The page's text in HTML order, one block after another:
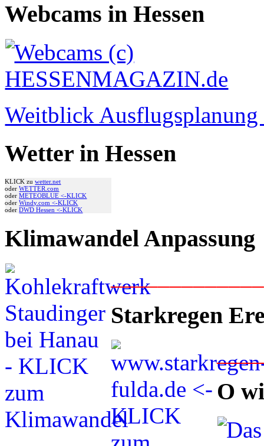
Webcams in Hessen
Weitblick
Wetter in Hessen
KLICK zuwetter.net
oderWETTER.com
oderMETEOBLUE <-KLICK
oderWindy.com <-KLICK
oderDWD Hessen <-KLICK
Klimawandel Anpassung
Starkregen
O